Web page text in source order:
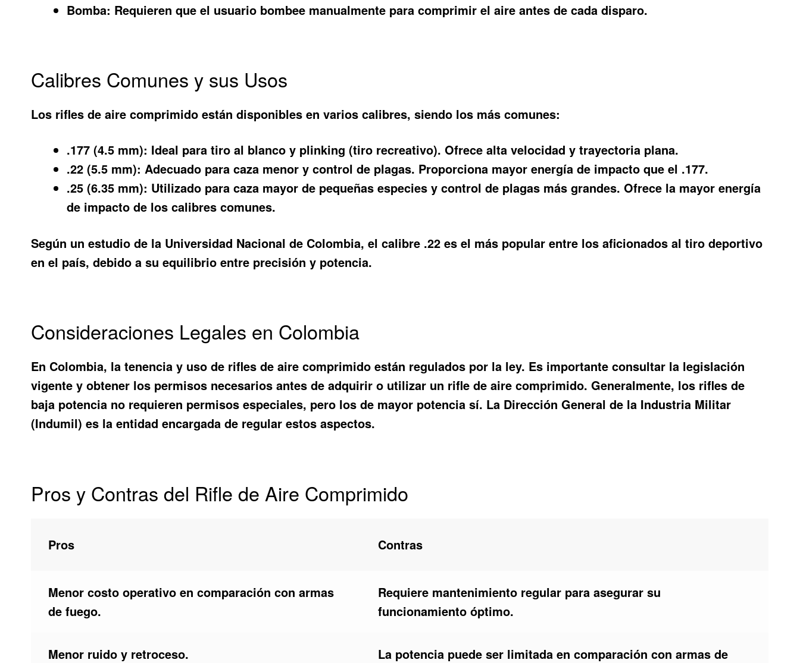
Bomba: Requieren que el usuario bombee manualmente para comprimir el aire antes de cada disparo.
Calibres Comunes y sus Usos
Los rifles de aire comprimido están disponibles en varios calibres, siendo los más comunes:
.177 (4.5 mm): Ideal para tiro al blanco y plinking (tiro recreativo). Ofrece alta velocidad y trayectoria plana.
.22 (5.5 mm): Adecuado para caza menor y control de plagas. Proporciona mayor energía de impacto que el .177.
.25 (6.35 mm): Utilizado para caza mayor de pequeñas especies y control de plagas más grandes. Ofrece la mayor energía
de impacto de los calibres comunes.
Según un estudio de la Universidad Nacional de Colombia, el calibre .22 es el más popular entre los aficionados al tiro deportivo
en el país, debido a su equilibrio entre precisión y potencia.
Consideraciones Legales en Colombia
En Colombia, la tenencia y uso de rifles de aire comprimido están regulados por la ley. Es importante consultar la legislación
vigente y obtener los permisos necesarios antes de adquirir o utilizar un rifle de aire comprimido. Generalmente, los rifles de
baja potencia no requieren permisos especiales, pero los de mayor potencia sí. La Dirección General de la Industria Militar
(Indumil) es la entidad encargada de regular estos aspectos.
Pros y Contras del Rifle de Aire Comprimido
Pros Contras
Menor costo operativo en comparación con armas
de fuego.
Requiere mantenimiento regular para asegurar su
funcionamiento óptimo.
Menor ruido y retroceso. La potencia puede ser limitada en comparación con armas de